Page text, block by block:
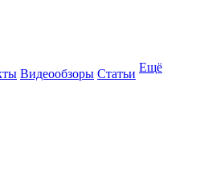
Видеообзоры Статьи Ещё